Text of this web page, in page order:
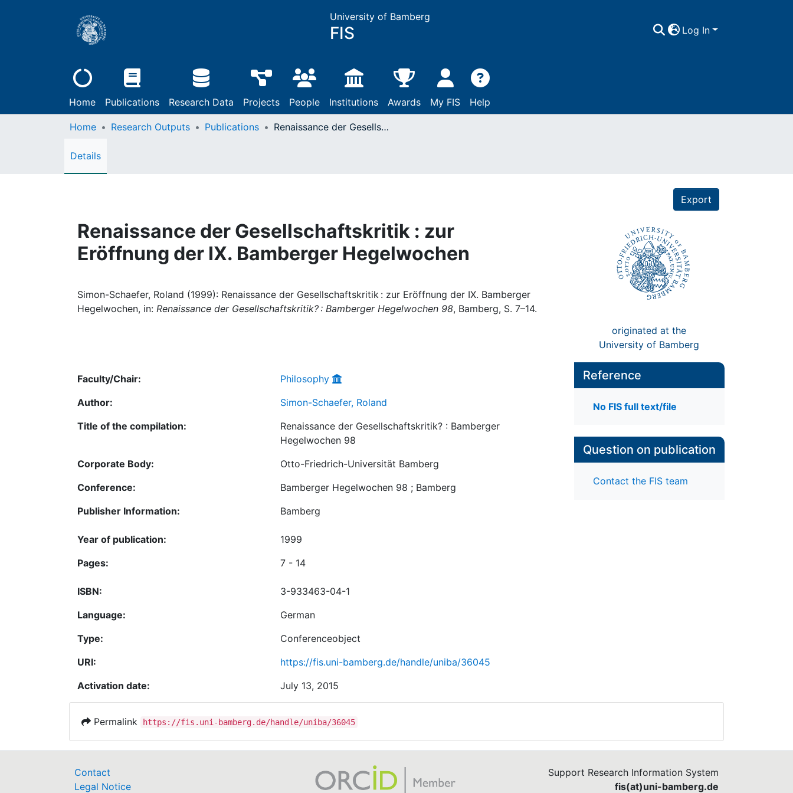
University of Bamberg
FIS Log In
Home Publications Research Data Projects People Institutions Awards My FIS Help
Home Research Outputs Publications Renaissance der Gesellschaftskritik : zur Eröffnung der IX. Bamberger Hegelwochen
Details
Export
Renaissance der Gesellschaftskritik : zur
Eröffnung der IX. Bamberger Hegelwochen
Simon-Schaefer, Roland (1999): Renaissance der Gesellschaftskritik : zur Eröffnung der IX. Bamberger
Hegelwochen, in: Renaissance der Gesellschaftskritik? : Bamberger Hegelwochen 98, Bamberg, S. 7–14.
originated at the
University of Bamberg
Faculty/Chair:
Philosophy
Author:
Simon-Schaefer, Roland
Title of the compilation:
Renaissance der Gesellschaftskritik? : Bamberger
Hegelwochen 98
Corporate Body:
Otto-Friedrich-Universität Bamberg
Conference:
Bamberger Hegelwochen 98 ; Bamberg
Publisher Information:
Bamberg
Year of publication:
1999
Pages:
7 - 14
ISBN:
3-933463-04-1
Language:
German
Type:
Conferenceobject
URI:
https://fis.uni-bamberg.de/handle/uniba/36045
Activation date:
July 13, 2015
Reference
No FIS full text/file
Question on publication
Contact the FIS team
Permalink https://fis.uni-bamberg.de/handle/uniba/36045
Contact
Legal Notice
Support Research Information System
fis(at)uni-bamberg.de